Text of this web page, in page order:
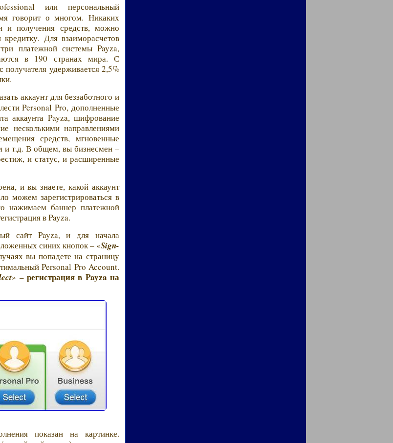
или персональный
говорит о многом. Никаких
и получения средств, можно
Для взаиморасчетов
платежной системы Payza,
в 190 странах мира. С
получателя удерживается 2,5%
аккаунт для беззаботного и
Personal Pro, дополненные
аккаунта Payza, шифрование
несколькими направлениями
средств, мгновенные
и т.д. В общем, вы бизнесмен –
и статус, и расширенные
и вы знаете, какой аккаунт
можем зарегистрироваться в
нажимаем баннер платежной
в Payza.
сайт Payza, и для начала
синих кнопок – «Sign-
вы попадете на страницу
Personal Pro Account.
» – регистрация в Payza на
показан на картинке.